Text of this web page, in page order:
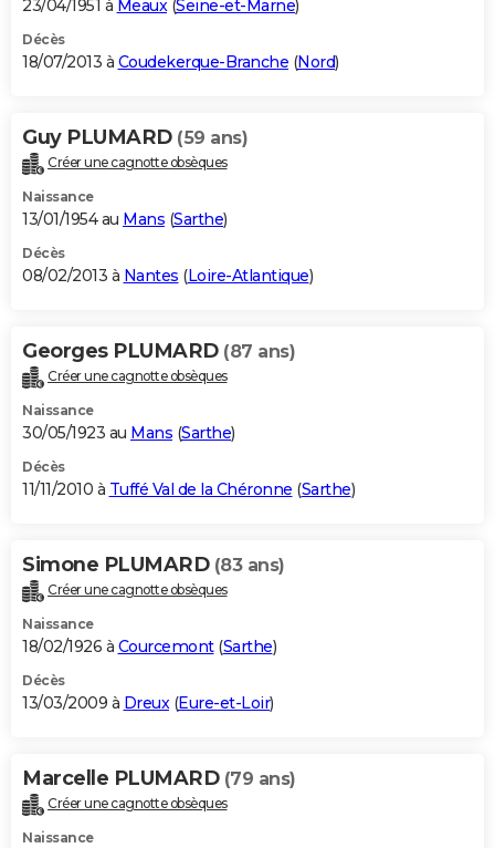
23/04/1951 à Meaux(Seine-et-Marne)
Décès
18/07/2013 à Coudekerque-Branche (Nord)
Guy PLUMARD (59 ans)
Créer une cagnotte obsèques
Naissance
13/01/1954 au Mans (Sarthe)
Décès
08/02/2013 à Nantes (Loire-Atlantique)
Georges PLUMARD (87 ans)
Créer une cagnotte obsèques
Naissance
30/05/1923 au Mans (Sarthe)
Décès
11/11/2010 à Tuffé Val de la Chéronne (Sarthe)
Simone PLUMARD (83 ans)
Créer une cagnotte obsèques
Naissance
18/02/1926 à Courcemont(Sarthe)
Décès
13/03/2009 à Dreux(Eure-et-Loir)
Marcelle PLUMARD (79 ans)
Créer une cagnotte obsèques
Naissance